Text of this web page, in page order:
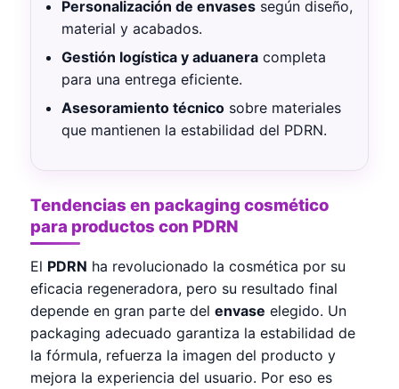
Personalización de envases según diseño,
material y acabados.
Gestión logística y aduanera completa
para una entrega eficiente.
Asesoramiento técnico sobre materiales
que mantienen la estabilidad del PDRN.
Tendencias en packaging cosmético
para productos con PDRN
El PDRN ha revolucionado la cosmética por su
eficacia regeneradora, pero su resultado final
depende en gran parte del envase elegido. Un
packaging adecuado garantiza la estabilidad de
la fórmula, refuerza la imagen del producto y
mejora la experiencia del usuario. Por eso es